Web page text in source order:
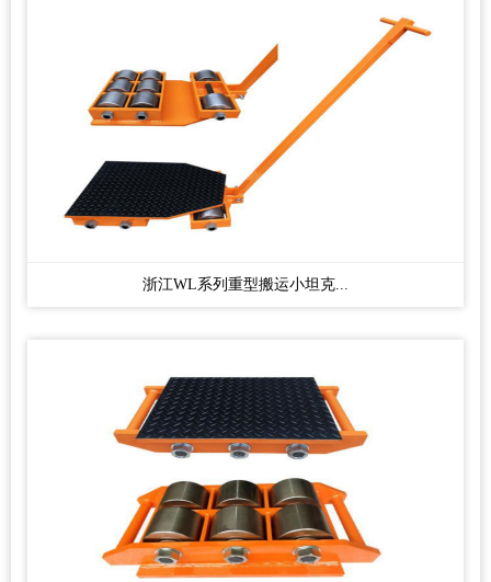
浙江WL系列重型搬运小坦克...